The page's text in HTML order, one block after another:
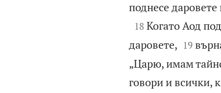
поднесе

18 Когато Аод
даровете, 

19
„Царю, имам
говори и всички,